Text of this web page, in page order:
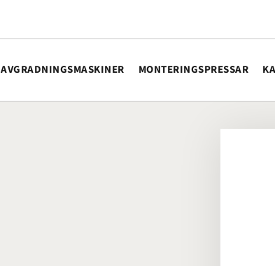
AVGRADNINGSMASKINER MONTERINGSPRESSAR